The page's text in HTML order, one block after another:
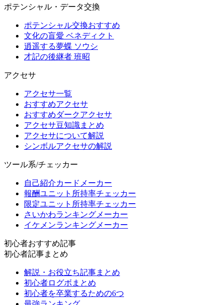
ポテンシャル・データ交換
ポテンシャル交換おすすめ
文化の盲愛 ベネディクト
逍遥する夢蝶 ソウシ
才記の後継者 班昭
アクセサ
アクセサ一覧
おすすめアクセサ
おすすめダークアクセサ
アクセサ豆知識まとめ
アクセサについて解説
シンボルアクセサの解説
ツール系/チェッカー
自己紹介カードメーカー
報酬ユニット所持率チェッカー
限定ユニット所持率チェッカー
さいかわランキングメーカー
イケメンランキングメーカー
初心者おすすめ記事
初心者記事まとめ
解説・お役立ち記事まとめ
初心者ログボまとめ
初心者を卒業するための6つ